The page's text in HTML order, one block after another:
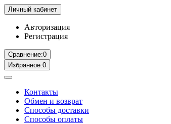
Личный кабинет
Авторизация
Регистрация
Сравнение:0
Избранное:0
Контакты
Обмен и возврат
Способы доставки
Способы оплаты